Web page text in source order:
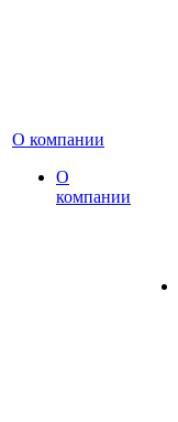
О компании
О
компании